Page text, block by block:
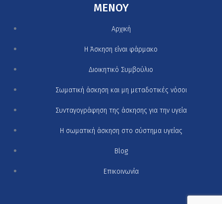
MENOY
Αρχική
H Άσκηση είναι φάρμακο
Διοικητικό Συμβούλιο
Σωματική άσκηση και μη μεταδοτικές νόσοι
Συνταγογράφηση της άσκησης για την υγεία
Η σωματική άσκηση στο σύστημα υγείας
Blog
Επικοινωνία